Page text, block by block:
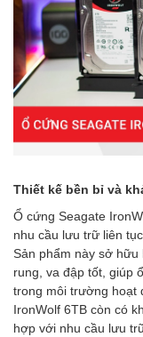
Thiết kế bền bỉ và
Ổ cứng Seagate
nhu cầu lưu trữ liên
Sản phẩm này sở hữu
rung, va đập tốt, giúp
trong môi trường hoạt
IronWolf 6TB còn có
hợp với nhu cầu lưu